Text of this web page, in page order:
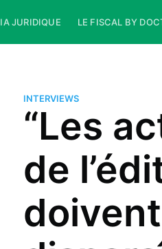
IA JURIDIQUE LE FISCAL BY
INTERVIEWS
“Les
de